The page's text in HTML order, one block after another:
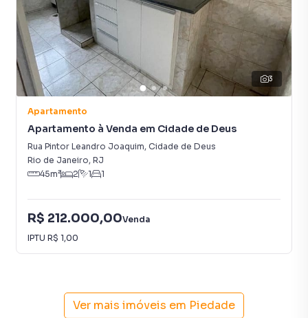
3
Apartamento
Apartamento à Venda em Cidade de Deus
Rua Pintor Leandro Joaquim, Cidade de Deus
Rio de Janeiro, RJ
45m² 2 1 1
R$ 212.000,00Venda
IPTU R$ 1,00
Ver mais imóveis em Piedade